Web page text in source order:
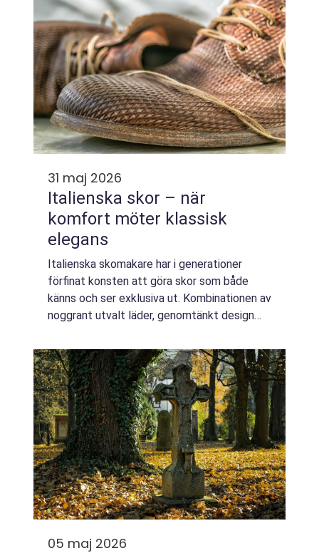
31 maj 2026
Italienska skor – när
komfort möter klassisk
elegans
Italienska skomakare har i generationer
förfinat konsten att göra skor som både
känns och ser exklusiva ut. Kombinationen av
noggrant utvalt läder, genomtänkt design
itali...
05 maj 2026